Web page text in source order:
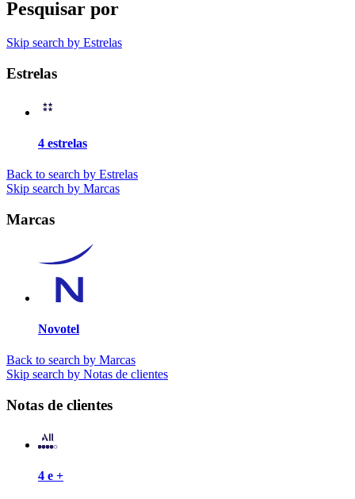
Pesquisar por
Skip search by Estrelas
Estrelas
4 estrelas
Back to search by Estrelas
Skip search by Marcas
Marcas
Novotel
Back to search by Marcas
Skip search by Notas de clientes
Notas de clientes
4 e +